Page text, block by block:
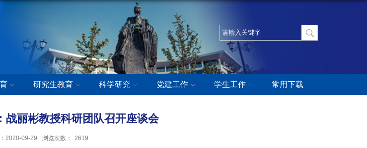
研究生教育 科学研究 党建工作 学生工作 常用下载
战丽彬教授科研团队召开座谈会
2020-09-29 浏览次数： 2619